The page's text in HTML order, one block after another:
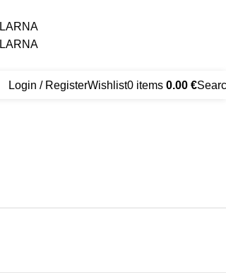
Login / RegisterWishlist0 items 0.00 €